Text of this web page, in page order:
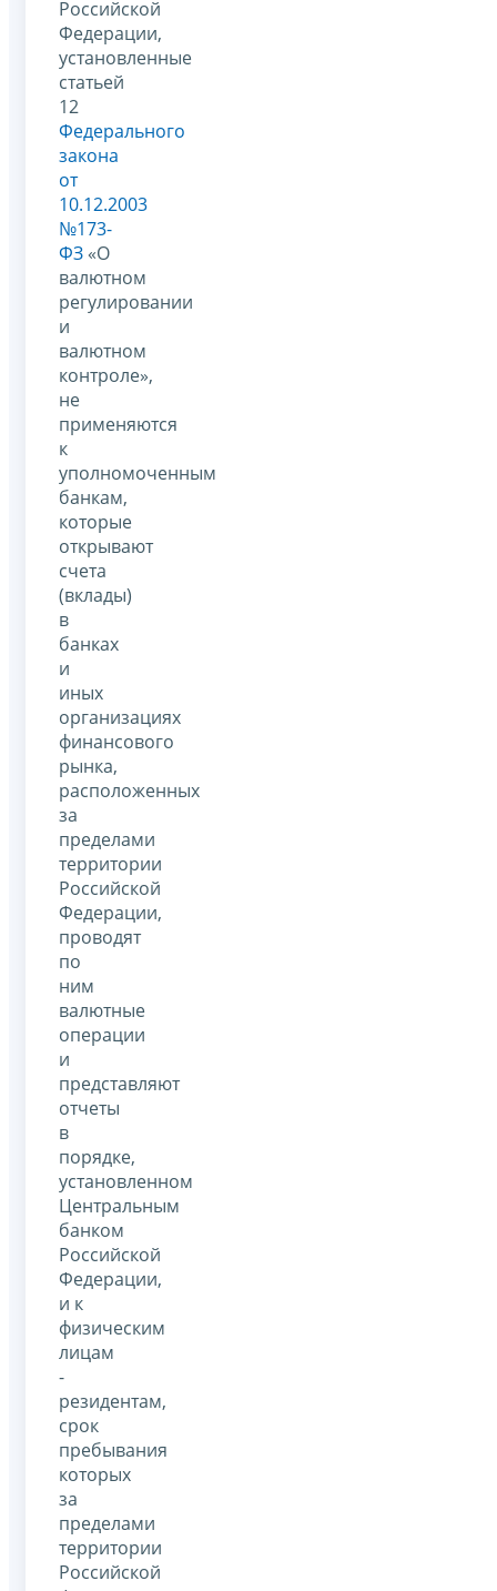
Российской
Федерации,
установленные
статьей
12
Федерального
закона
от
10.12.2003
№173-
ФЗ «О
валютном
регулировании
и
валютном
контроле»,
не
применяются
к
уполномоченным
банкам,
которые
открывают
счета
(вклады)
в
банках
и
иных
организациях
финансового
рынка,
расположенных
за
пределами
территории
Российской
Федерации,
проводят
по
ним
валютные
операции
и
представляют
отчеты
в
порядке,
установленном
Центральным
банком
Российской
Федерации,
и к
физическим
лицам
-
резидентам,
срок
пребывания
которых
за
пределами
территории
Российской